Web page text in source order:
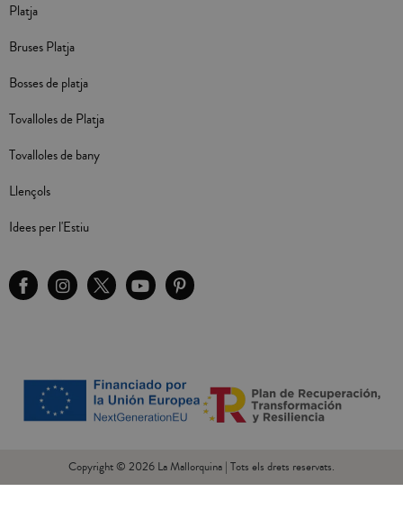
Platja
Bruses Platja
Bosses de platja
Tovalloles de Platja
Tovalloles de bany
Llençols
Idees per l'Estiu
Copyright © 2026 La Mallorquina | Tots els drets reservats.